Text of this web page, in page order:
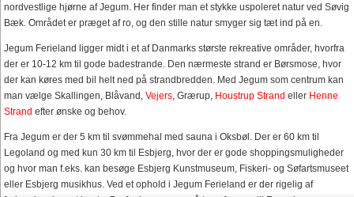
nordvestlige hjørne af Jegum. Her finder man et stykke uspoleret natur ved Søvig
Bæk. Området er præget af ro, og den stille natur smyger sig tæt ind på en.
Jegum Ferieland ligger midt i et af Danmarks største rekreative områder, hvorfra
der er 10-12 km til gode badestrande. Den nærmeste strand er Børsmose, hvor
der kan køres med bil helt ned på strandbredden. Med Jegum som centrum kan
man vælge Skallingen, Blåvand, Vejers , Grærup, Houstrup Strand eller Henne
Strand efter ønske og behov.
Fra Jegum er der 5 km til svømmehal med sauna i Oksbøl. Der er 60 km til
Legoland og med kun 30 km til Esbjerg, hvor der er gode shoppingsmuligheder
og hvor man f.eks. kan besøge Esbjerg Kunstmuseum, Fiskeri- og Søfartsmuseet
eller Esbjerg musikhus. Ved et ophold i Jegum Ferieland er der rigelig af